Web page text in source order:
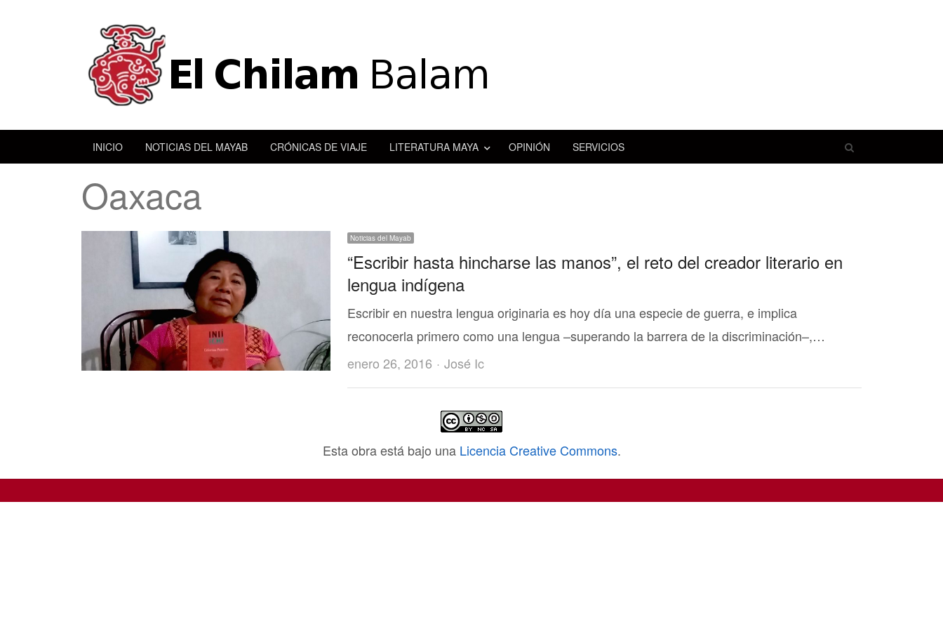
INICIO NOTICIAS DEL MAYAB CRÓNICAS DE VIAJE LITERATURA MAYA OPINIÓN SERVICIOS
search
Oaxaca
Noticias del Mayab
“Escribir hasta hincharse las manos”, el reto del creador literario en
lengua indígena
Escribir en nuestra lengua originaria es hoy día una especie de guerra, e implica
reconocerla primero como una lengua –superando la barrera de la discriminación–,…
enero 26, 2016
Author
José Ic
Esta obra está bajo una Licencia Creative Commons.